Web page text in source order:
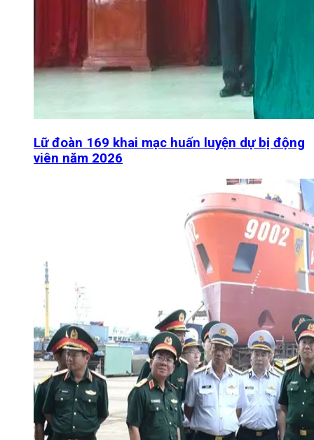
Lữ đoàn 169 khai mạc huấn luyện dự bị động
viên năm 2026